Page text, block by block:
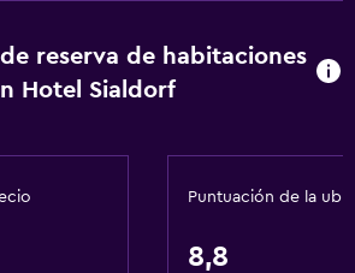
reserva de habitaciones
Hotel Sialdorf
Puntuación de la
8,8